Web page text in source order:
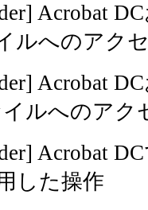
Acrobat
ルへのアク
Acrobat
イルへのアク
Acrobat
した操作